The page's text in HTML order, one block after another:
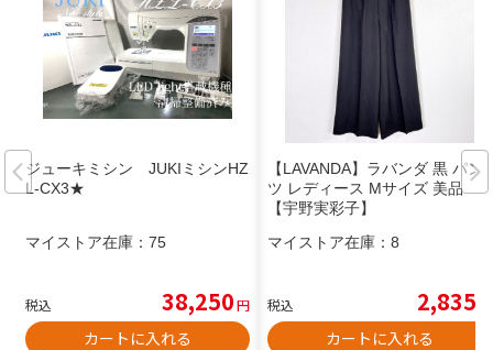
ジューキミシン JUKIミシンHZ
L-CX3★
マイストア在庫： 75
税込 38,250円
カートに入れる
【LAVANDA】ラバンダ 黒 パン
ツ レディース Mサイズ 美品
【宇野実彩子】
マイストア在庫： 8
税込 2,835
カートに入れる